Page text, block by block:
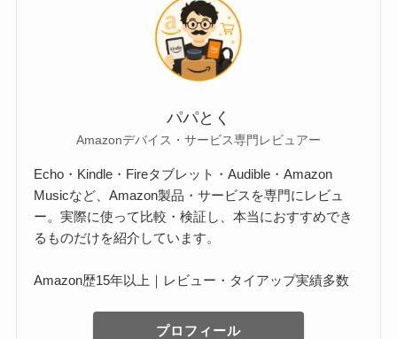
パパとく
Amazonデバイス・サービス専門レビュアー
Echo・Kindle・Fireタブレット・Audible・Amazon
Musicなど、Amazon製品・サービスを専門にレビュ
ー。実際に使って比較・検証し、本当におすすめでき
るものだけを紹介しています。
Amazon歴15年以上｜レビュー・タイアップ実績多数
プロフィール